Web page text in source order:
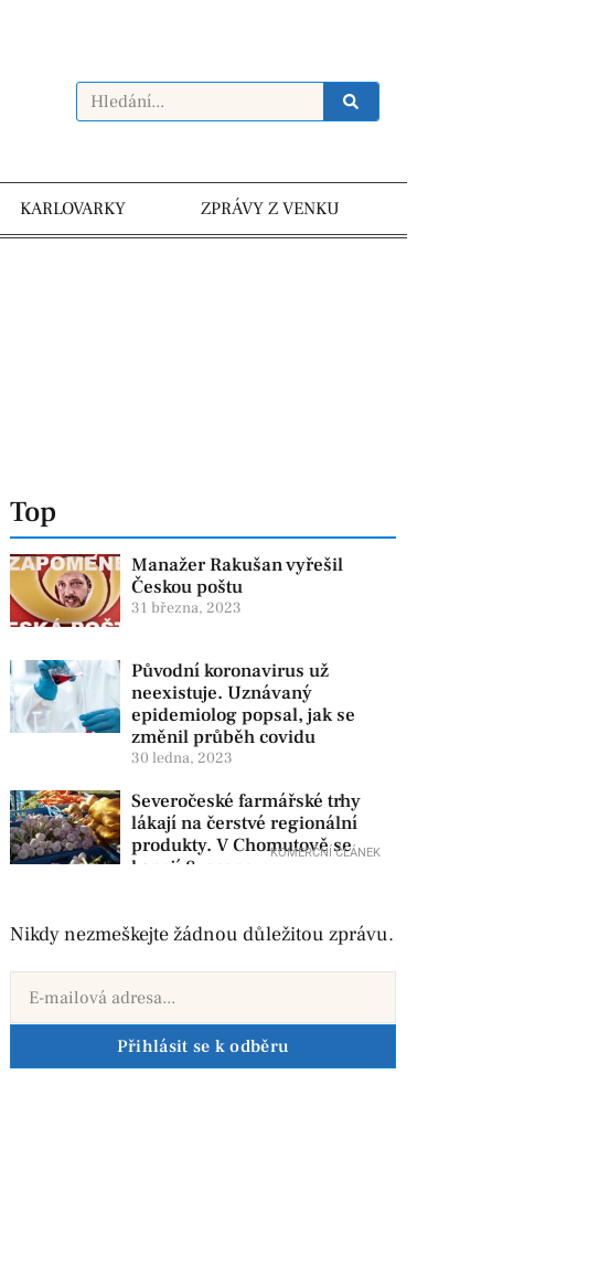
KARLOVARKY ZPRÁVY Z VENKU
Top
Manažer Rakušan vyřešil
Českou poštu
31 března, 2023
Původní koronavirus už
neexistuje. Uznávaný
epidemiolog popsal, jak se
změnil průběh covidu
30 ledna, 2023
Severočeské farmářské trhy
lákají na čerstvé regionální
produkty. V Chomutově se
konají 8. srpna
KOMERČNÍ ČLÁNEK
Nikdy nezmeškejte žádnou důležitou zprávu.
Přihlásit se k odběru